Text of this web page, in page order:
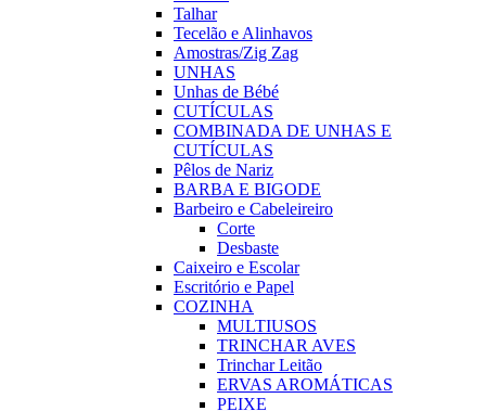
Talhar
Tecelão e Alinhavos
Amostras/Zig Zag
UNHAS
Unhas de Bébé
CUTÍCULAS
COMBINADA DE UNHAS E
CUTÍCULAS
Pêlos de Nariz
BARBA E BIGODE
Barbeiro e Cabeleireiro
Corte
Desbaste
Caixeiro e Escolar
Escritório e Papel
COZINHA
MULTIUSOS
TRINCHAR AVES
Trinchar Leitão
ERVAS AROMÁTICAS
PEIXE